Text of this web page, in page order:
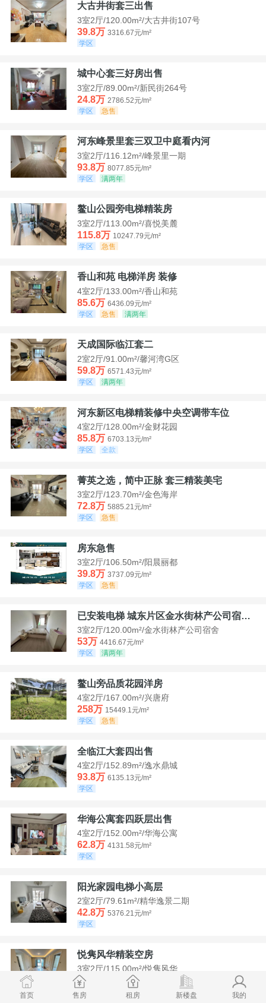
大古井街套三出售
3室2厅/120.00m²/大古井街107号
39.8万 3316.67元/m²
学区
城中心套三好房出售
3室2厅/89.00m²/新民街264号
24.8万 2786.52元/m²
学区
急售
河东峰景里套三双卫中庭看内河
3室2厅/116.12m²/峰景里一期
93.8万 8077.85元/m²
学区
满两年
鳌山公园旁电梯精装房
3室2厅/113.00m²/喜悦美麓
115.8万 10247.79元/m²
学区
急售
香山和苑 电梯洋房 装修
4室2厅/133.00m²/香山和苑
85.6万 6436.09元/m²
学区
急售 满两年
天成国际临江套二
2室2厅/91.00m²/馨河湾G区
59.8万 6571.43元/m²
学区
满两年
河东新区电梯精装修中央空调带车位
4室2厅/128.00m²/金财花园
85.8万 6703.13元/m²
学区
全款
菁英之选，简中正脉 套三精装美宅
3室2厅/123.70m²/金色海岸
72.8万 5885.21元/m²
学区
急售
房东急售
3室2厅/106.50m²/阳晨丽都
39.8万 3737.09元/m²
学区
急售
已安装电梯 城东片区金水街林产公司宿舍套三可看江景
3室2厅/120.00m²/金水街林产公司宿舍
53万 4416.67元/m²
学区
满两年
鳌山旁品质花园洋房
4室2厅/167.00m²/兴唐府
258万 15449.1元/m²
学区
急售
全临江大套四出售
4室2厅/152.89m²/逸水鼎城
93.8万 6135.13元/m²
学区
华海公寓套四跃层出售
4室2厅/152.00m²/华海公寓
62.8万 4131.58元/m²
学区
阳光家园电梯小高层
2室2厅/79.61m²/精华逸景二期
42.8万 5376.21元/m²
学区
悦隽风华精装空房
3室2厅/115.00m²/悦隽风华
95万
8260.87元/m²
学区
首页 售房 租房 新楼盘 我的